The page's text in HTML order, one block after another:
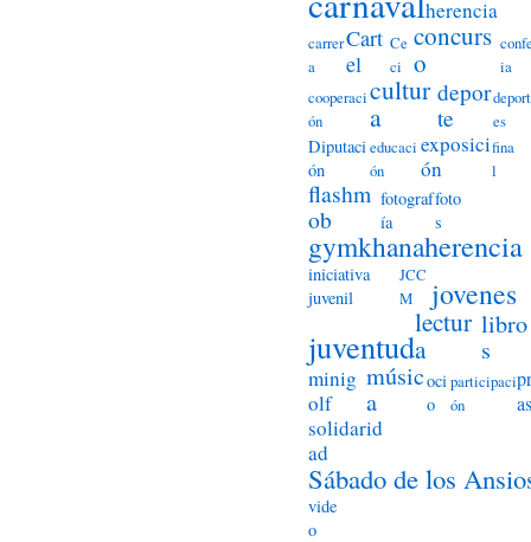
herencia
carrer
a
Cart
el
Ce
ci
concurs
o
ia
cooperaci
ón
cultur
a
depor
te
deport
es
Diputaci
ón
educaci
ón
exposici
ón
fina
l
flashm
ob
fotograf
ía
foto
s
gymkhanaherencia
iniciativa
juvenil
JCC
M
jovenes
juventud
lectur
a
libro
s
minig
olf
músic
a
oci
o
participaci
ón
as
solidarid
ad
Sábado de los
vide
o